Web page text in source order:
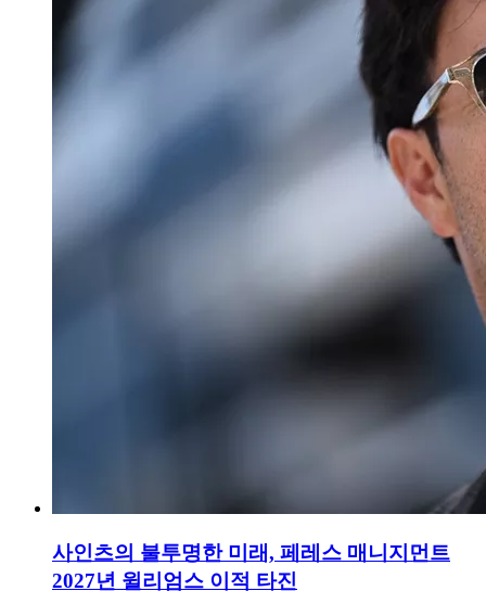
사인츠의 불투명한 미래, 페레스 매니지먼트
2027년 윌리엄스 이적 타진